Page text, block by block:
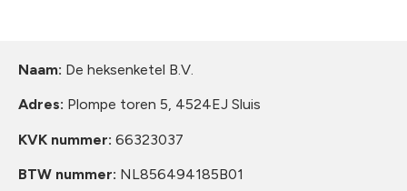
Naam: De heksenketel B.V.
Adres: Plompe toren 5, 4524EJ Sluis
KVK nummer: 66323037
BTW nummer: NL856494185B01